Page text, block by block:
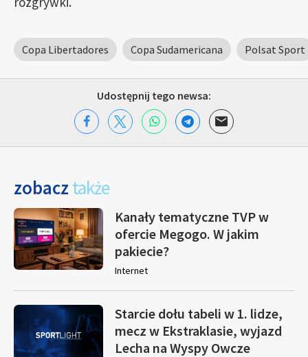
Copa Libertadores Copa Sudamericana Polsat Sport
Udostępnij tego newsa:
zobacz także
Kanały tematyczne TVP w
ofercie Megogo. W jakim
pakiecie?
Internet
Starcie dołu tabeli w 1. lidze,
mecz w Ekstraklasie, wyjazd
Lecha na Wyspy Owcze